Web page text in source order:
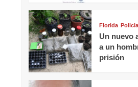
Florida
Un nuevo
a un
prisión